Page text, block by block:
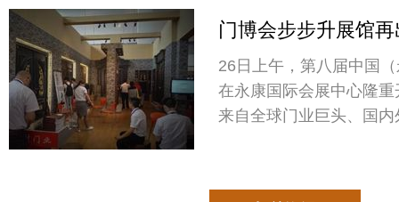
门博会步步升展馆
新再出发！
26日上午，第八届中国
在永康国际会展中心隆
来自全球门业巨头、国